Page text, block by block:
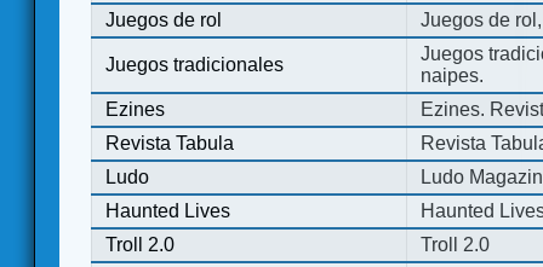
Juegos de rol
Juegos de
Juegos tradicionales
Juegos
naipes.
Ezines
Ezines.
Revista Tabula
Revista
Ludo
Ludo
Haunted Lives
Haunted
Troll 2.0
Troll 2.0